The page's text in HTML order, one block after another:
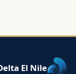
El Nile